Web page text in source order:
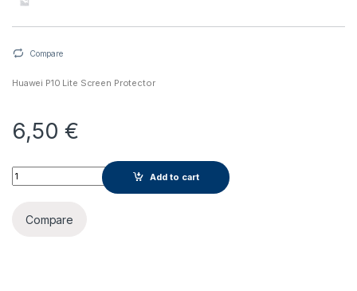
Compare
Huawei P10 Lite Screen Protector
6,50€
Kaljeno za ekran Huawei p10 lite quantity
Add to cart
Compare